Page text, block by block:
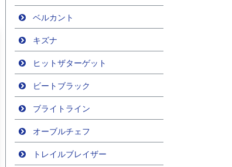
ベルカント
キズナ
ヒットザターゲット
ビートブラック
ブライトライン
オーブルチェフ
トレイルブレイザー